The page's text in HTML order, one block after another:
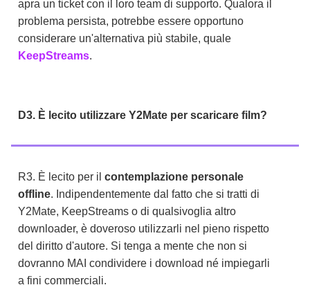
apra un ticket con il loro team di supporto. Qualora il
problema persista, potrebbe essere opportuno
considerare un'alternativa più stabile, quale
KeepStreams.
D3. È lecito utilizzare Y2Mate per scaricare film?
R3. È lecito per il contemplazione personale
offline. Indipendentemente dal fatto che si tratti di
Y2Mate, KeepStreams o di qualsivoglia altro
downloader, è doveroso utilizzarli nel pieno rispetto
del diritto d'autore. Si tenga a mente che non si
dovranno MAI condividere i download né impiegarli
a fini commerciali.